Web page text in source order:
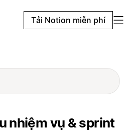
Tải Notion miễn phí
nhiệm vụ & sprint